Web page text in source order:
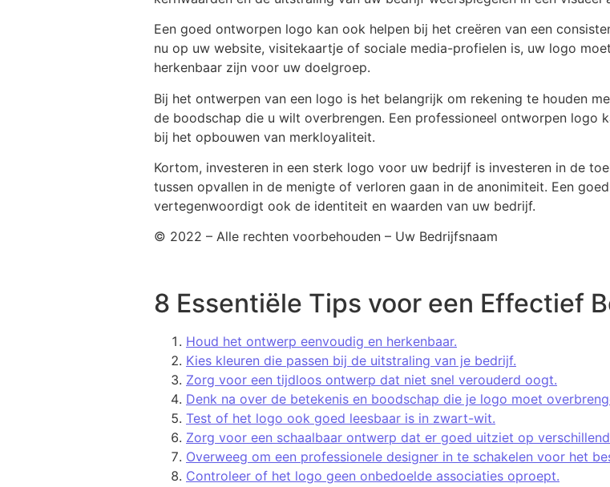
Een goed ontworpen logo kan ook helpen bij het creëren van een
nu op uw website, visitekaartje of sociale media-profielen is, uw logo
herkenbaar zijn voor uw doelgroep.
Bij het ontwerpen van een logo is het belangrijk om rekening te houden
de boodschap die u wilt overbrengen. Een professioneel ontworpen logo
bij het opbouwen van merkloyaliteit.
Kortom, investeren in een sterk logo voor uw bedrijf is investeren in de
tussen opvallen in de menigte of verloren gaan in de anonimiteit. Een
vertegenwoordigt ook de identiteit en waarden van uw bedrijf.
© 2022 – Alle rechten voorbehouden – Uw Bedrijfsnaam
8 Essentiële Tips voor een Effectief
Houd het ontwerp eenvoudig en herkenbaar.
Kies kleuren die passen bij de uitstraling van je bedrijf.
Zorg voor een tijdloos ontwerp dat niet snel verouderd oogt.
Denk na over de betekenis en boodschap die je logo moet
Test of het logo ook goed leesbaar is in zwart-wit.
Zorg voor een schaalbaar ontwerp dat er goed uitziet op
Overweeg om een professionele designer in te schakelen voor het
Controleer of het logo geen onbedoelde associaties oproept.